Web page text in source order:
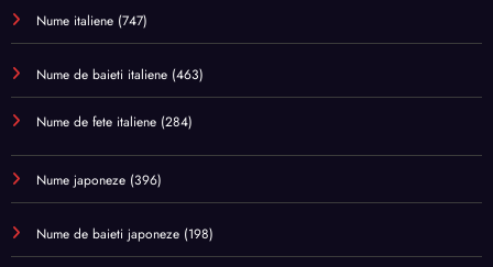
Nume italiene (747)
Nume de baieti italiene (463)
Nume de fete italiene (284)
Nume japoneze (396)
Nume de baieti japoneze (198)